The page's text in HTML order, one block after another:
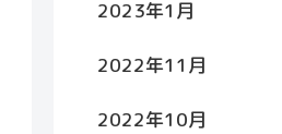
2023年1月
2022年11月
2022年10月